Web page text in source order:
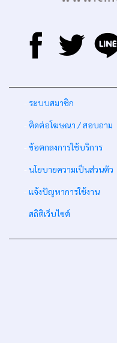
ระบบสมาชิก
ติดต่อโฆษณา / สอบถาม
ข้อตกลงการใช้บริการ
นโยบายความเป็นส่วนตัว
แจ้งปัญหาการใช้งาน
สถิติเว็บไซต์